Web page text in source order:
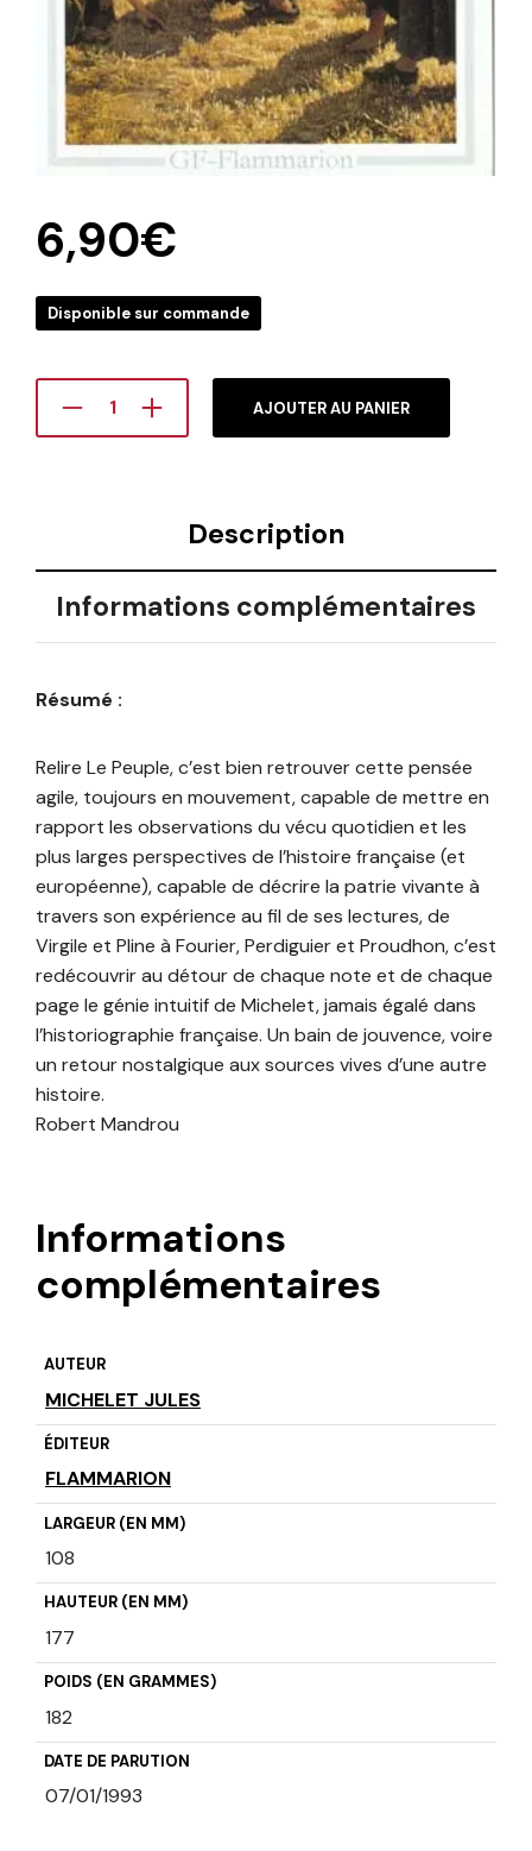
6,90€
Disponible sur commande
AJOUTER AU PANIER
Description
Informations complémentaires
Résumé :
Relire Le Peuple, c’est bien retrouver cette pensée
agile, toujours en mouvement, capable de mettre en
rapport les observations du vécu quotidien et les
plus larges perspectives de l’histoire française (et
européenne), capable de décrire la patrie vivante à
travers son expérience au fil de ses lectures, de
Virgile et Pline à Fourier, Perdiguier et Proudhon, c’est
redécouvrir au détour de chaque note et de chaque
page le génie intuitif de Michelet, jamais égalé dans
l’historiographie française. Un bain de jouvence, voire
un retour nostalgique aux sources vives d’une autre
histoire.
Robert Mandrou
Informations
complémentaires
AUTEUR
MICHELET JULES
ÉDITEUR
FLAMMARION
LARGEUR (EN MM)
108
HAUTEUR (EN MM)
177
POIDS (EN GRAMMES)
182
DATE DE PARUTION
07/01/1993